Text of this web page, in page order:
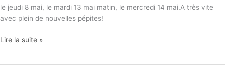
le jeudi 8 mai, le mardi 13 mai matin, le mercredi 14 mai.A très vite
avec plein de nouvelles pépites!
Lire la suite »